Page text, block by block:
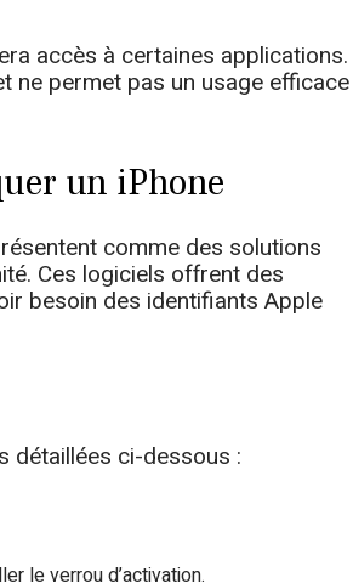
accès à certaines applications.
ne permet pas un usage efficace
un iPhone
comme des solutions
Ces logiciels offrent des
besoin des identifiants Apple
détaillées ci-dessous :
le verrou d’activation.